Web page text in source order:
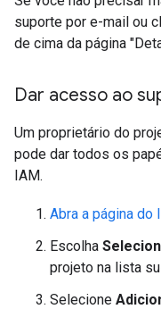
suporte por e-mail ou
de cima da página
Dar acesso ao
Um proprietário do
pode dar todos os
IAM.
Abra a página do
Escolha
projeto na lista
Selecione